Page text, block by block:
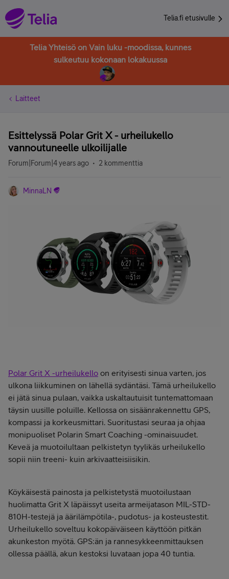
Telia.fi etusivulle
Telia Yhteisö on Vain luku -moodissa, kunnes
sulkeutuu kokonaan lokakuussa
Laitteet
Esittelyssä Polar Grit X - urheilukello
vannoutuneelle ulkoilijalle
Forum|Forum|4 years ago 2 kommenttia
MinnaLN
Polar Grit X -urheilukello on erityisesti sinua varten, jos
ulkona liikkuminen on lähellä sydäntäsi. Tämä urheilukello
ei jätä sinua pulaan, vaikka uskaltautuisit tuntemattomaan
täysin uusille poluille. Kellossa on sisäänrakennettu GPS,
kompassi ja korkeusmittari. Suoritustasi seuraa ja ohjaa
monipuoliset Polarin Smart Coaching -ominaisuudet.
Keveä ja muotoilultaan pelkistetyn tyylikäs urheilukello
sopii niin treeni- kuin arkivaatteisiisikin.
Köykäisestä painosta ja pelkistetystä muotoilustaan
huolimatta Grit X läpäissyt useita armeijatason MIL-STD-
810H-testejä ja äärilämpötila-, pudotus- ja kosteustestit.
Urheilukello soveltuu kokopäiväiseen käyttöön pitkän
akunkeston myötä. GPS:än ja rannesykkeenmittauksen
ollessa päällä, akun kestoksi luvataan jopa 40 tuntia.